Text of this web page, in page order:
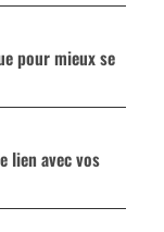
pour mieux se
lien avec vos